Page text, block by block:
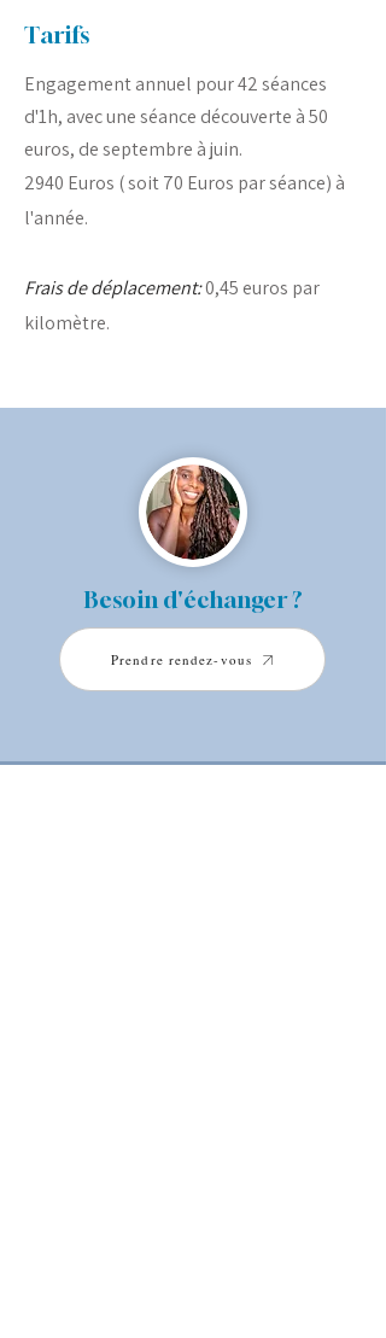
Tarifs
Engagement annuel pour 42 séances
d'1h, avec une séance découverte à 50
euros, de septembre à juin.
2940 Euros ( soit 70 Euros par séance) à
l'année.
Frais de déplacement:0,45 euros par
kilomètre.
Besoin d'échanger ?
Prendre rendez-vous